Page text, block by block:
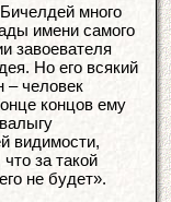
много
имени самого
завоевателя
Но его всякий
– человек
концов ему
видимости,
за такой
не будет».